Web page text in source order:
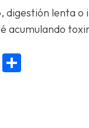
digestión lenta
acumulando
Copy